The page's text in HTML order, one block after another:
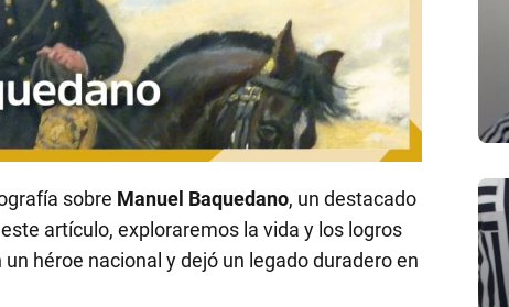
sobre Manuel Baquedano, un destacado
artículo, exploraremos la vida y los logros
héroe nacional y dejó un legado duradero en